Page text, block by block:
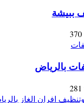
ببيشة
370
بالرياض
281